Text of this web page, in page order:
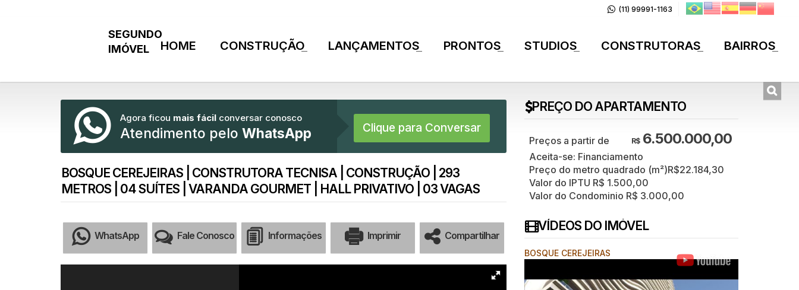
(11) 99991-1163
BAIRROS
CONSTRUTORAS
STUDIOS
PRONTOS
LANÇAMENTOS
CONSTRUÇÃO
HOME
Agora ficou mais fácil conversar conosco
Atendimento pelo WhatsApp Clique para Conversar
BOSQUE CEREJEIRAS | CONSTRUTORA TECNISA | CONSTRUÇÃO | 293
METROS | 04 SUÍTES | VARANDA GOURMET | HALL PRIVATIVO | 03 VAGAS
WhatsApp Fale Conosco Informações Imprimir Compartilhar
PREÇO DO APARTAMENTO
R$6.500.000,00
Aceita-se: Financiamento
Preço do metro quadrado (m²)R$22.184,30
Valor do IPTU R$ 1.500,00
Valor do Condominio R$ 3.000,00
VÍDEOS DO IMÓVEL
BOSQUE CEREJEIRAS